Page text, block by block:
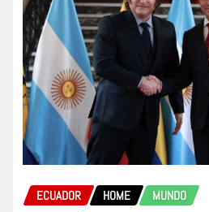
ECUADOR HOME MUNDO